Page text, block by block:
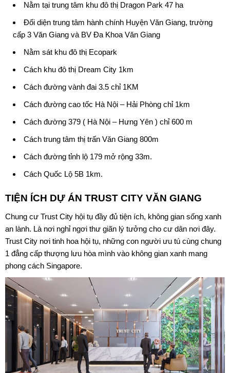
Nằm tại trung tâm khu đô thị Dragon Park 47 ha
Đối diện trung tâm hành chính Huyện Văn Giang, trường
cấp 3 Văn Giang và BV Đa Khoa Văn Giang
Nằm sát khu đô thị Ecopark
Cách khu đô thị Dream City 1km
Cách đường vành đai 3.5 chỉ 1KM
Cách đường cao tốc Hà Nội – Hải Phòng chỉ 1km
Cách đường 379 ( Hà Nội – Hưng Yên ) chỉ 600 m
Cách trung tâm thị trấn Văn Giang 800m
Cách đường tỉnh lộ 179 mở rộng 33m.
Cách Quốc Lộ 5B 1km.
TIỆN ÍCH DỰ ÁN TRUST CITY VĂN GIANG
Chung cư Trust City hội tụ đầy đủ tiện ích, không gian sống xanh
an lành. Là nơi nghỉ ngơi thư giãn lý tưởng cho cư dân nơi đây.
Trust City nơi tinh hoa hội tụ, những con người ưu tú cùng chung
1 đẳng cấp thượng lưu hòa mình vào không gian xanh mang
phong cách Singapore.